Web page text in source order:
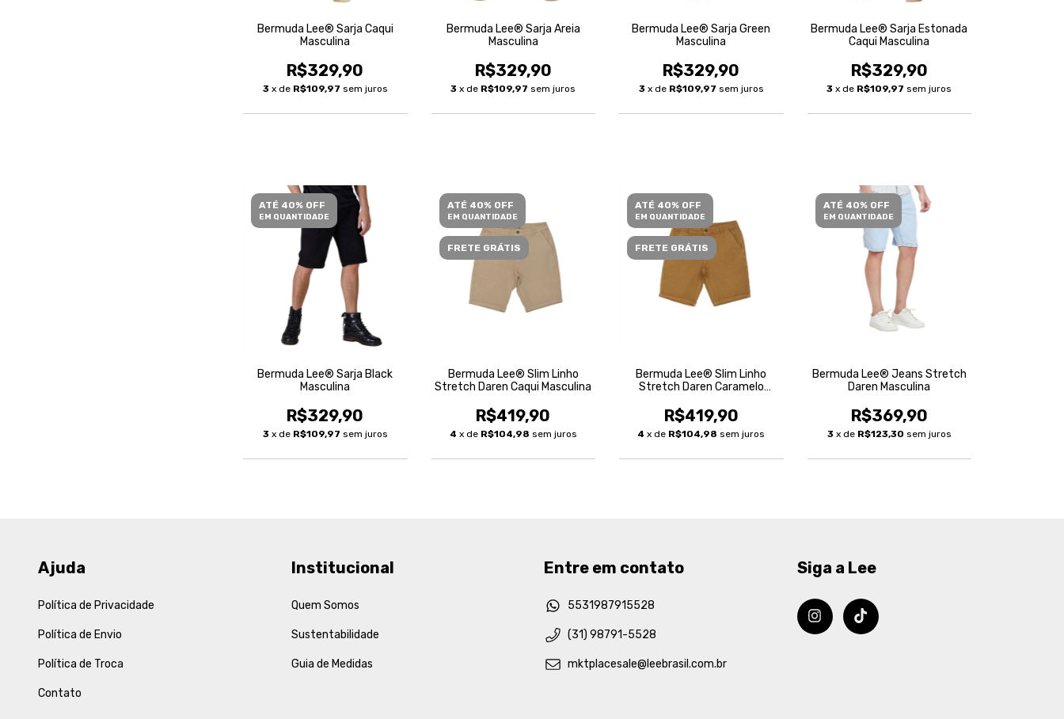
Bermuda Lee® Sarja Caqui
Masculina
R$329,90
3 x de R$109,97 sem juros
Bermuda Lee® Sarja Areia
Masculina
R$329,90
3 x de R$109,97 sem juros
Bermuda Lee® Sarja Green
Masculina
R$329,90
3 x de R$109,97 sem juros
Bermuda Lee® Sarja Estonada
Caqui Masculina
R$329,90
3 x de R$109,97 sem juros
ATÉ 40% OFF
EM QUANTIDADE
Bermuda Lee® Sarja Black
Masculina
R$329,90
3 x de R$109,97 sem juros
ATÉ 40% OFF
EM QUANTIDADE
FRETE GRÁTIS
Bermuda Lee® Slim Linho
Stretch Daren Caqui Masculina
R$419,90
4 x de R$104,98 sem juros
ATÉ 40% OFF
EM QUANTIDADE
FRETE GRÁTIS
Bermuda Lee® Slim Linho
Stretch Daren Caramelo
R$419,90
4 x de R$104,98 sem juros
ATÉ 40% OFF
EM QUANTIDADE
Bermuda Lee® Jeans Stretch
Daren Masculina
R$369,90
3 x de R$123,30 sem juros
Ajuda
Política de Privacidade
Política de Envio
Política de Troca
Contato
Institucional
Quem Somos
Sustentabilidade
Guia de Medidas
Entre em contato
5531987915528
(31) 98791-5528
mktplacesale@leebrasil.com.br
Siga a Lee